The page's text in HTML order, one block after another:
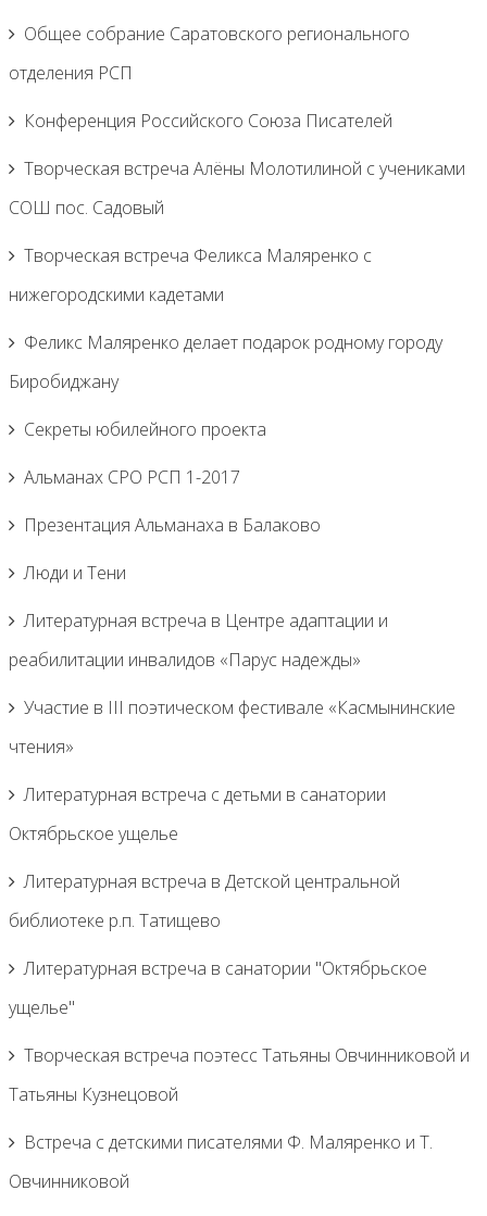
Общее собрание Саратовского регионального
отделения РСП
Конференция Российского Союза Писателей
Творческая встреча Алёны Молотилиной с учениками
СОШ пос. Садовый
Творческая встреча Феликса Маляренко с
нижегородскими кадетами
Феликс Маляренко делает подарок родному городу
Биробиджану
Секреты юбилейного проекта
Альманах СРО РСП 1-2017
Презентация Альманаха в Балаково
Люди и Тени
Литературная встреча в Центре адаптации и
реабилитации инвалидов «Парус надежды»
Участие в III поэтическом фестивале «Касмынинские
чтения»
Литературная встреча с детьми в санатории
Октябрьское ущелье
Литературная встреча в Детской центральной
библиотеке р.п. Татищево
Литературная встреча в санатории "Октябрьское
ущелье"
Творческая встреча поэтесс Татьяны Овчинниковой и
Татьяны Кузнецовой
Встреча с детскими писателями Ф. Маляренко и Т.
Овчинниковой